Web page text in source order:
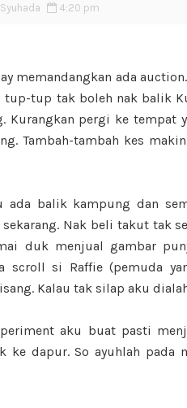
4:20 pm
memandangkan ada
tup tak boleh nak balik
pergi ke tempat
Tambah-tambah kes
balik kampung dan
Nak beli takut tak
duk menjual gambar
scroll si Raffie (pemuda
Kalau tak silap aku
aku buat pasti
dapur. So ayuhlah pada